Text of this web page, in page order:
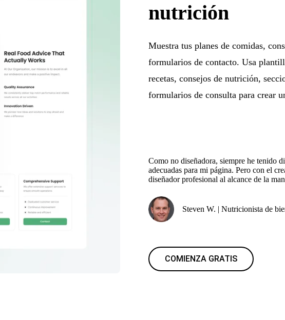
nutrición
Muestra tus planes de comidas,
formularios de contacto. Usa
recetas, consejos de nutrición,
formularios de consulta para crear
Como no diseñadora, siempre he tenido
adecuadas para mi página. Pero con el
diseñador profesional al alcance de la
Steven W. | Nutricionista de
COMIENZA GRATIS